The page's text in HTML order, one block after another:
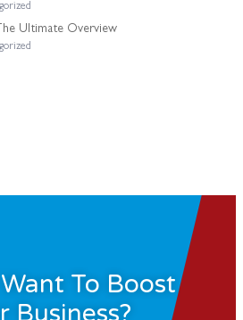
Ultimate Overview
To Boost
Business?